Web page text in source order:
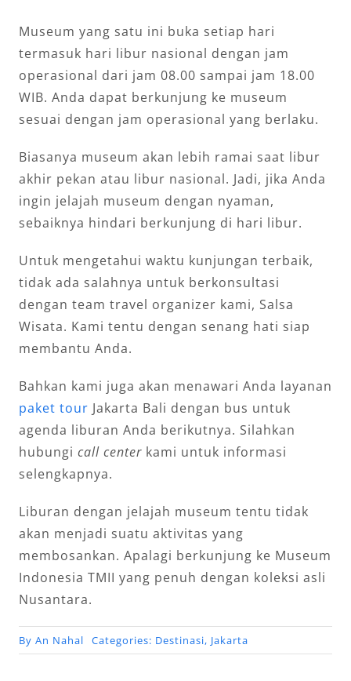
Museum yang satu ini buka setiap hari
termasuk hari libur nasional dengan jam
operasional dari jam 08.00 sampai jam 18.00
WIB. Anda dapat berkunjung ke museum
sesuai dengan jam operasional yang berlaku.
Biasanya museum akan lebih ramai saat libur
akhir pekan atau libur nasional. Jadi, jika Anda
ingin jelajah museum dengan nyaman,
sebaiknya hindari berkunjung di hari libur.
Untuk mengetahui waktu kunjungan terbaik,
tidak ada salahnya untuk berkonsultasi
dengan team travel organizer kami, Salsa
Wisata. Kami tentu dengan senang hati siap
membantu Anda.
Bahkan kami juga akan menawari Anda layanan
paket tour Jakarta Bali dengan bus untuk
agenda liburan Anda berikutnya. Silahkan
hubungi call center kami untuk informasi
selengkapnya.
Liburan dengan jelajah museum tentu tidak
akan menjadi suatu aktivitas yang
membosankan. Apalagi berkunjung ke Museum
Indonesia TMII yang penuh dengan koleksi asli
Nusantara.
By An Nahal Categories: Destinasi, Jakarta